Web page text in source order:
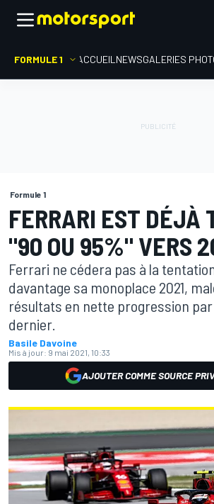
FORMULE 1 ACCUEIL NEWSGALERIES
Formule 1
FERRARI EST DÉJÀ
"90 OU 95%" VERS
Ferrari ne cédera pas à la
davantage sa monoplace 2021,
résultats en nette progression
dernier.
Basile Davoine
Mis à jour: 9 mai 2021, 10:33
AJOUTER COMME SOURCE